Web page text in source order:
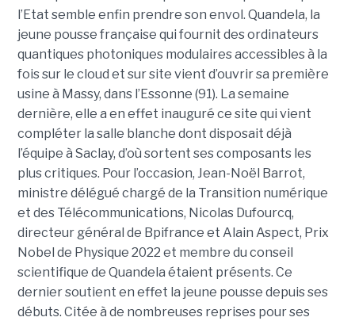
l’Etat semble enfin prendre son envol. Quandela, la
jeune pousse française qui fournit des ordinateurs
quantiques photoniques modulaires accessibles à la
fois sur le cloud et sur site vient d’ouvrir sa première
usine à Massy, dans l’Essonne (91). La semaine
dernière, elle a en effet inauguré ce site qui vient
compléter la salle blanche dont disposait déjà
l’équipe à Saclay, d’où sortent ses composants les
plus critiques. Pour l’occasion, Jean-Noël Barrot,
ministre délégué chargé de la Transition numérique
et des Télécommunications, Nicolas Dufourcq,
directeur général de Bpifrance et Alain Aspect, Prix
Nobel de Physique 2022 et membre du conseil
scientifique de Quandela étaient présents. Ce
dernier soutient en effet la jeune pousse depuis ses
débuts. Citée à de nombreuses reprises pour ses